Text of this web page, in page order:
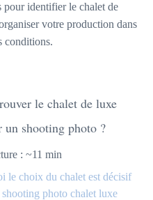
pour identifier le chalet de
votre production dans
conditions.
le chalet de luxe
un shooting photo ?
: ~11 min
le choix du chalet est décisif
photo chalet luxe